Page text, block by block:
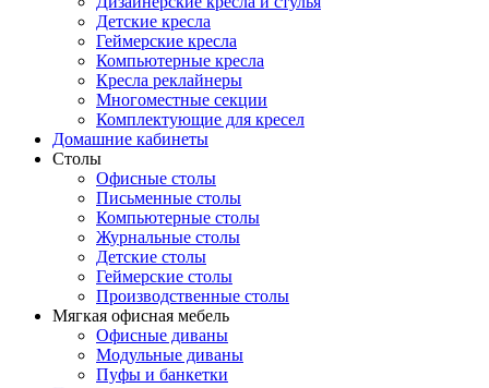
Детские кресла
Геймерские кресла
Компьютерные кресла
Кресла реклайнеры
Многоместные секции
Комплектующие для кресел
Домашние кабинеты
Столы
Офисные столы
Письменные столы
Компьютерные столы
Журнальные столы
Детские столы
Геймерские столы
Производственные столы
Мягкая офисная мебель
Офисные диваны
Модульные диваны
Пуфы и банкетки